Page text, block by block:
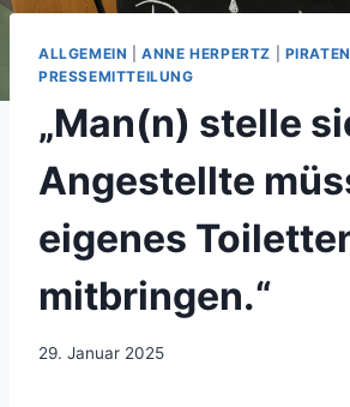
ALLGEMEIN |ANNE HERPERTZ PIRATEN
PRESSEMITTEILUNG
„Man(n) stelle
Angestellte
eigenes
mitbringen.“
29. Januar 2025